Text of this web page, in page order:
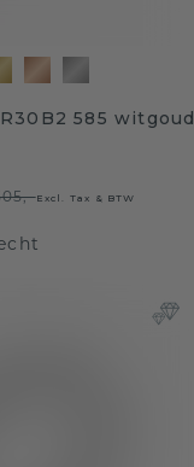
585 witgoud
Excl. Tax & BTW